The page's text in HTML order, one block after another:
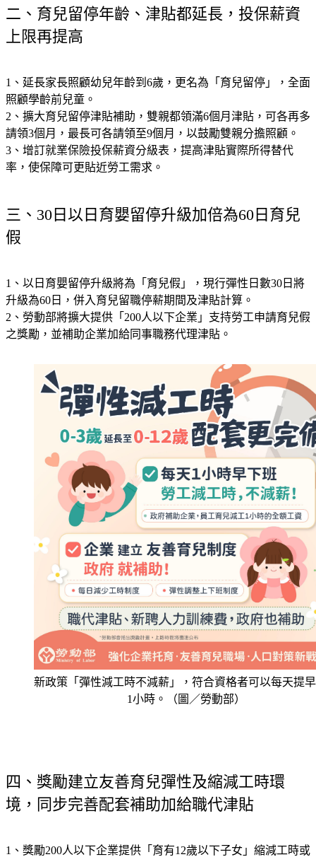
二、育兒留停年齡、津貼都延長，投保薪資
上限再提高
1、延長家長照顧幼兒年齡到6歲，更名為「育兒留停」，全面
照顧學齡前兒童。
2、擴大育兒留停津貼補助，雙親都領滿6個月津貼，可各再多
請領3個月，最長可各請領至9個月，以鼓勵雙親分擔照顧。
3、增訂就業保險投保薪資分級表，提高津貼實際所得替代
率，使保障可更貼近勞工需求。
三、30日以日育嬰留停升級加倍為60日育兒
假
1、以日育嬰留停升級將為「育兒假」，現行彈性日數30日將
升級為60日，併入育兒留職停薪期間及津貼計算。
2、勞動部將擴大提供「200人以下企業」支持勞工申請育兒假
之獎勵，並補助企業加給同事職務代理津貼。
新政策「彈性減工時不減薪」，符合資格者可以每天提
1小時。（圖／勞動部）
四、獎勵建立友善育兒彈性及縮減工時環
境，同步完善配套補助加給職代津貼
1、獎勵200人以下企業提供「育有12歲以下子女」縮減工時或